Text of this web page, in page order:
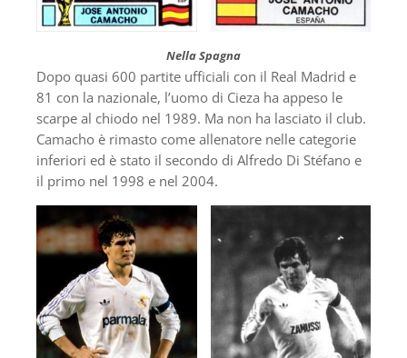
Nella Spagna
Dopo quasi 600 partite ufficiali con il Real Madrid e
81 con la nazionale, l’uomo di Cieza ha appeso le
scarpe al chiodo nel 1989. Ma non ha lasciato il club.
Camacho è rimasto come allenatore nelle categorie
inferiori ed è stato il secondo di Alfredo Di Stéfano e
il primo nel 1998 e nel 2004.